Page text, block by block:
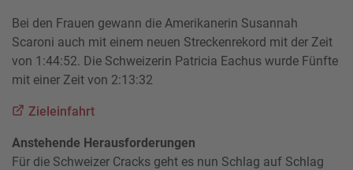
Bei den Frauen gewann die Amerikanerin Susannah
Scaroni auch mit einem neuen Streckenrekord mit der Zeit
von 1:44:52. Die Schweizerin Patricia Eachus wurde Fünfte
mit einer Zeit von 2:13:32
Zieleinfahrt
Anstehende Herausforderungen
Für die Schweizer Cracks geht es nun Schlag auf Schlag